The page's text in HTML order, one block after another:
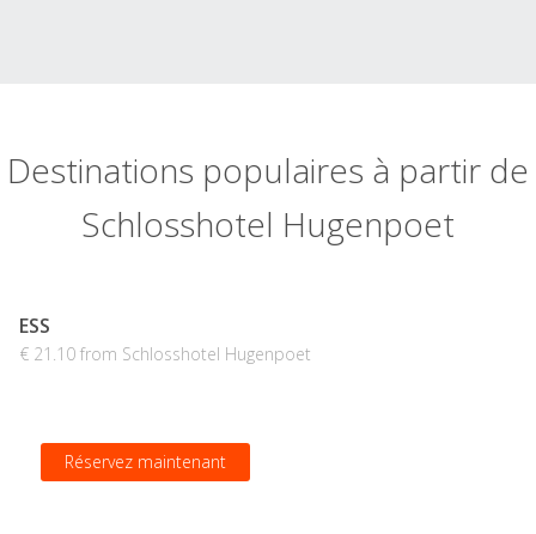
Destinations populaires à partir de
Schlosshotel Hugenpoet
ESS
€ 21.10 from Schlosshotel Hugenpoet
Réservez maintenant